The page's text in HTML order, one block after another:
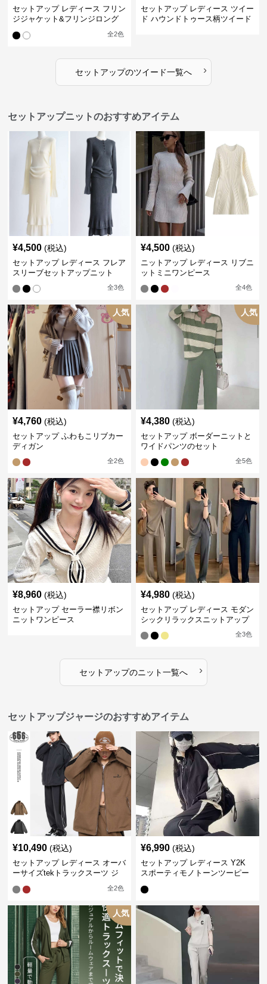
セットアップ レディース フリン
ジジャケット&フリンジロング
スカートツイードセットアップ
全2色
セットアップ レディース ツイー
ド ハウンドトゥース柄ツイード
セットアップのツイード一覧へ ›
セットアップニットのおすすめアイテム
¥4,500 (税込)
セットアップ レディース フレア
スリーブセットアップニット
全3色
¥4,500 (税込)
ニットアップ レディース リブニ
ットミニワンピース
全4色
人気
¥4,760 (税込)
セットアップ ふわもこリブカー
ディガン
全2色
人気
¥4,380 (税込)
セットアップ ボーダーニットと
ワイドパンツのセット
全5色
¥8,960 (税込)
セットアップ セーラー襟リボン
ニットワンピース
¥4,980 (税込)
セットアップ レディース モダン
シックリラックスニットアップ
全3色
セットアップのニット一覧へ ›
セットアップジャージのおすすめアイテム
¥10,490 (税込)
セットアップ レディース オーバ
ーサイズtekトラックスーツ ジ
全2色
¥6,990 (税込)
セットアップ レディース Y2K
スポーティモノトーンツーピー
人気